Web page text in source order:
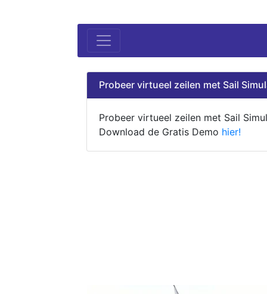
Probeer virtueel zeilen met Sail
Probeer virtueel zeilen met Sail
Download de Gratis Demo hier!